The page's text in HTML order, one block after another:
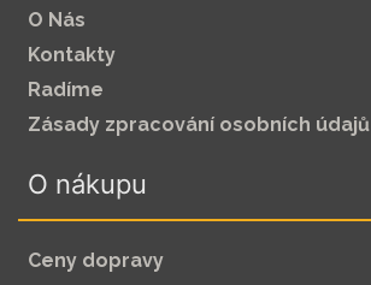
O Nás
Kontakty
Radíme
Zásady zpracování osobních údajů
O nákupu
Ceny dopravy